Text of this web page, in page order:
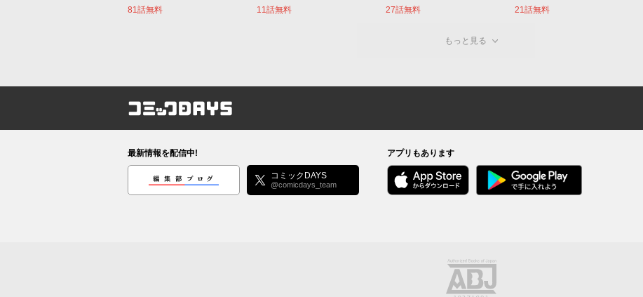
81話無料
11話無料
27話無料
21話無料
もっと見る
コミックDAYS
最新情報を配信中!
編集部ブログ コミックDAYS
@comicdays_team
アプリもあります